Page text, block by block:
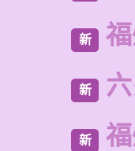
新
新
新